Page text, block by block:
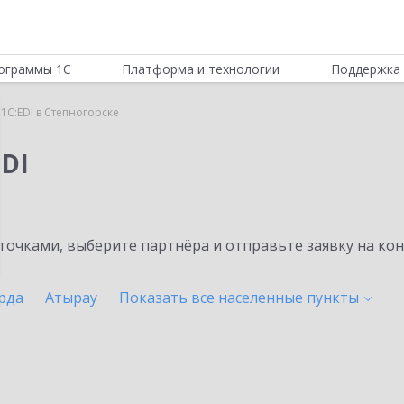
1С Платформа и технологии Поддержка
в Степногорске
выберите партнёра и отправьте заявку на
Атырау Показать все населенные пункты